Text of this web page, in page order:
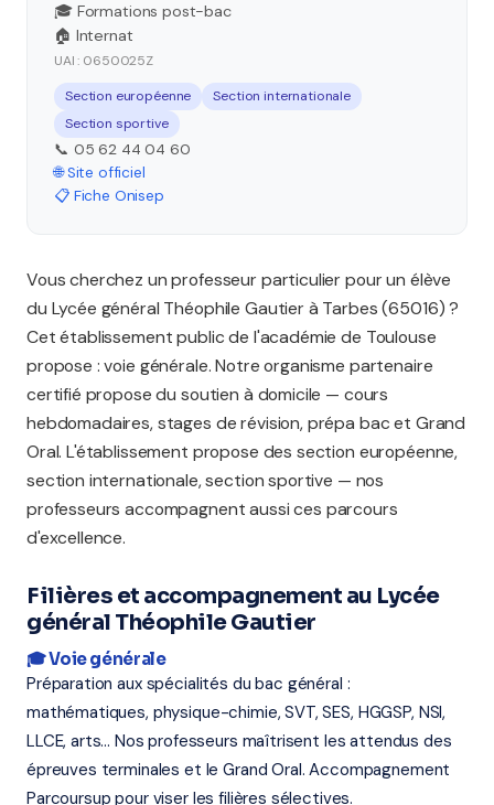
🎓 Formations post-bac
🏠 Internat
UAI : 0650025Z
Section européenne
Section internationale
Section sportive
📞 05 62 44 04 60
🌐 Site officiel
📋 Fiche Onisep
Vous cherchez un professeur particulier pour un élève
du Lycée général Théophile Gautier à Tarbes (65016) ?
Cet établissement public de l'académie de Toulouse
propose : voie générale. Notre organisme partenaire
certifié propose du soutien à domicile — cours
hebdomadaires, stages de révision, prépa bac et Grand
Oral. L'établissement propose des section européenne,
section internationale, section sportive — nos
professeurs accompagnent aussi ces parcours
d'excellence.
Filières et accompagnement au Lycée
général Théophile Gautier
🎓 Voie générale
Préparation aux spécialités du bac général :
mathématiques, physique-chimie, SVT, SES, HGGSP, NSI,
LLCE, arts... Nos professeurs maîtrisent les attendus des
épreuves terminales et le Grand Oral. Accompagnement
Parcoursup pour viser les filières sélectives.